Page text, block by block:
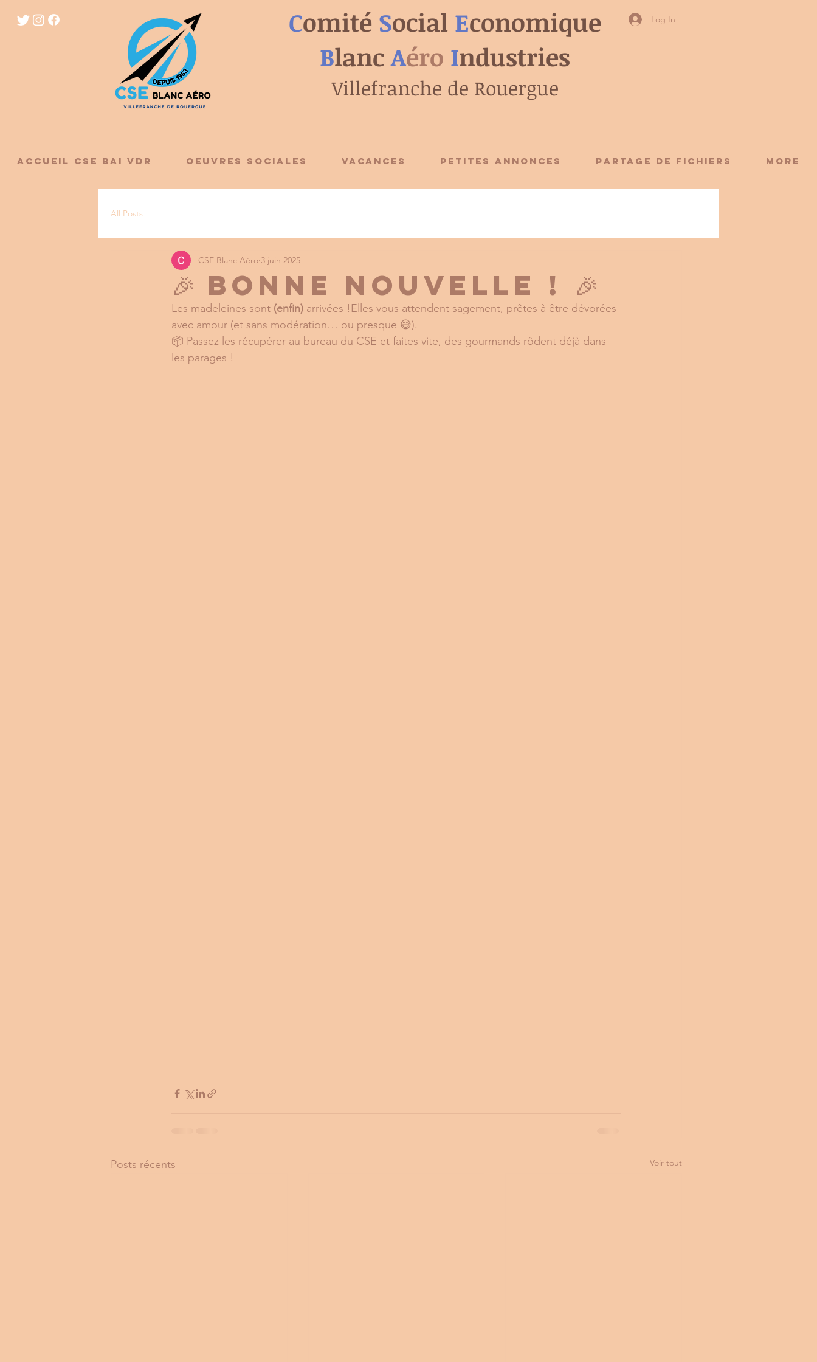
Log In
Comité Social Economique
Blanc Aéro Industries
Villefranche de Rouergue
ACCUEIL CSE BAI VDR OEUVRES SOCIALES VACANCES PETITES ANNONCES Partage de fichiers More
All Posts
🎉 Bonne nouvelle ! 🎉
CSE Blanc Aéro 3 juin 2025
Les madeleines sont (enfin) arrivées !Elles vous attendent sagement, prêtes à être dévorées
avec amour (et sans modération… ou presque 😅).
📦 Passez les récupérer au bureau du CSE et faites vite, des gourmands rôdent déjà dans
les parages !
Posts récents Voir tout